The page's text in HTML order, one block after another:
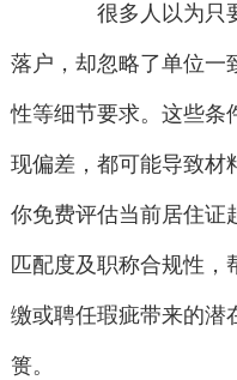
很多人以为只要
落户，却忽略了单位一
性等细节要求。这些条
现偏差，都可能导致材
你免费评估当前居住证
匹配度及职称合规性
缴或聘任瑕疵带来的潜
篑。